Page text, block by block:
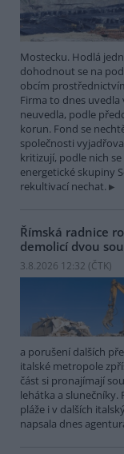
Mostecku. Hodlá
dohodnout se na
obcím
Firma to dnes uvedla
neuvedla, podle
korun. Fond se
společnosti
kritizují, podle nich
energetické skupiny
rekultivací nechat.
Římská radnice
demolicí dvou
3.8.2026 12:32 (ČTK)
a porušení dalších
italské metropole
část si pronajímají
lehátka a slunečníky.
pláže i v dalších
napsala dnes